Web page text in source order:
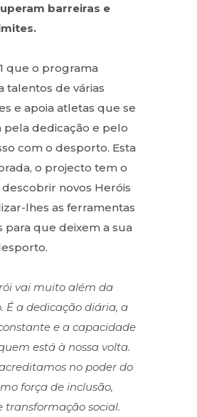
barreiras e
que o programa
talentos de várias
e apoia atletas que se
dedicação e pelo
com o desporto. Esta
o projecto tem o
novos Heróis
lhes as ferramentas
para que deixem a sua
vai muito além da
É a dedicação diária, a
e a capacidade
está à nossa volta.
no poder do
força de inclusão,
transformação social.